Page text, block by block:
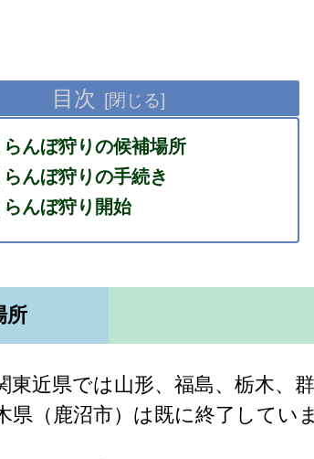
目次
らんぼ狩りの候補場所
らんぼ狩りの手続き
らんぼ狩り開始
所
近県では山形、福島、栃木、
（鹿沼市）は既に終了してい